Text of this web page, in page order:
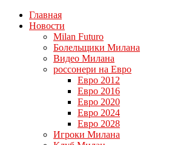
Главная
Новости
Milan Futuro
Болельщики Милана
Видео Милана
россонери на Евро
Евро 2012
Евро 2016
Евро 2020
Евро 2024
Евро 2028
Игроки Милана